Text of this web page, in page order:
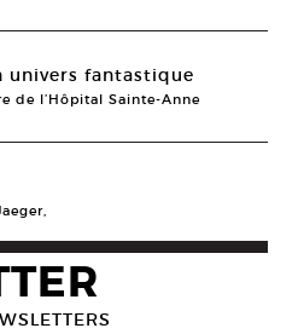
univers fantastique
de l’Hôpital Sainte-Anne